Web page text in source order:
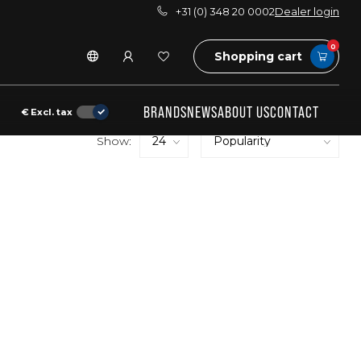
+31 (0) 348 20 0002Dealer login
Shopping cart
0
€ Excl. tax BRANDSNEWSABOUT USCONTACT
Show: